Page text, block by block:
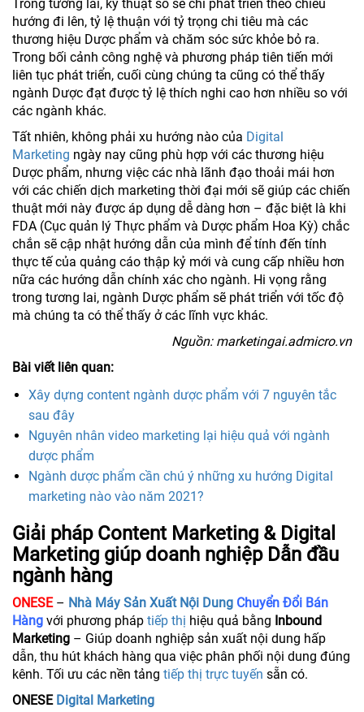
Trong tương lai, kỹ thuật số sẽ chỉ phát triển theo chiều
hướng đi lên, tỷ lệ thuận với tỷ trọng chi tiêu mà các
thương hiệu Dược phẩm và chăm sóc sức khỏe bỏ ra.
Trong bối cảnh công nghệ và phương pháp tiên tiến mới
liên tục phát triển, cuối cùng chúng ta cũng có thể thấy
ngành Dược đạt được tỷ lệ thích nghi cao hơn nhiều so với
các ngành khác.
Tất nhiên, không phải xu hướng nào của Digital
Marketing ngày nay cũng phù hợp với các thương hiệu
Dược phẩm, nhưng việc các nhà lãnh đạo thoải mái hơn
với các chiến dịch marketing thời đại mới sẽ giúp các chiến
thuật mới này được áp dụng dễ dàng hơn – đặc biệt là khi
FDA (Cục quản lý Thực phẩm và Dược phẩm Hoa Kỳ) chắc
chắn sẽ cập nhật hướng dẫn của mình để tính đến tính
thực tế của quảng cáo thập kỷ mới và cung cấp nhiều hơn
nữa các hướng dẫn chính xác cho ngành. Hi vọng rằng
trong tương lai, ngành Dược phẩm sẽ phát triển với tốc độ
mà chúng ta có thể thấy ở các lĩnh vực khác.
Nguồn: marketingai.admicro.vn
Bài viết liên quan:
Xây dựng content ngành dược phẩm với 7 nguyên tắc
sau đây
Nguyên nhân video marketing lại hiệu quả với ngành
dược phẩm
Ngành dược phẩm cần chú ý những xu hướng Digital
marketing nào vào năm 2021?
Giải pháp Content Marketing & Digital
Marketing giúp doanh nghiệp Dẫn đầu
ngành hàng
ONESE– Nhà Máy Sản Xuất Nội Dung Chuyển Đổi Bán
Hàng với phương pháp tiếp thị hiệu quả bằng Inbound
Marketing – Giúp doanh nghiệp sản xuất nội dung hấp
dẫn, thu hút khách hàng qua việc phân phối nội dung đúng
kênh. Tối ưu các nền tảng tiếp thị trực tuyến sẵn có.
ONESE Digital Marketing